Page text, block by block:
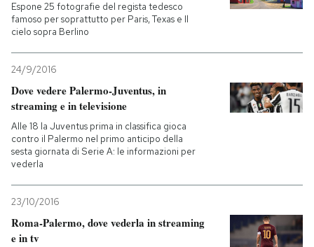
I MIEI PREFERITI
SHOP
CALENDARIO
AREA PERSONALE
Entra
Espone 25 fotografie del regista tedesco
famoso per soprattutto per Paris, Texas e Il
cielo sopra Berlino
24/9/2016
Dove vedere Palermo-Juventus, in
streaming e in televisione
Alle 18 la Juventus prima in classifica gioca
contro il Palermo nel primo anticipo della
sesta giornata di Serie A: le informazioni per
vederla
23/10/2016
Roma-Palermo, dove vederla in streaming
e in tv